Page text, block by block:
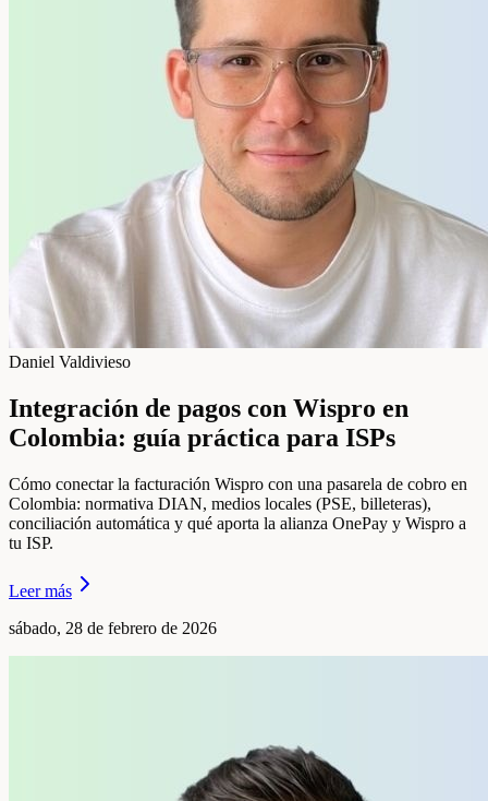
Daniel Valdivieso
Integración de pagos con Wispro en
Colombia: guía práctica para ISPs
Cómo conectar la facturación Wispro con una pasarela de cobro en
Colombia: normativa DIAN, medios locales (PSE, billeteras),
conciliación automática y qué aporta la alianza OnePay y Wispro a
tu ISP.
Leer más
sábado, 28 de febrero de 2026